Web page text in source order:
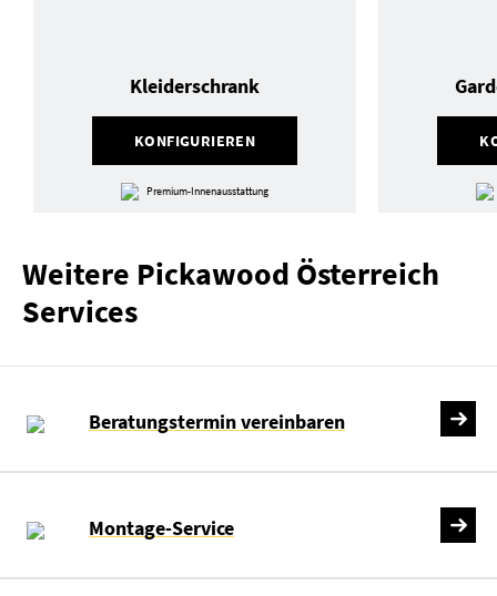
KONFIGURIEREN
Kleiderschrank
Premium-Innenausstattung
Weitere Pickawood Österreich
Services
Beratungstermin vereinbaren
Montage-Service